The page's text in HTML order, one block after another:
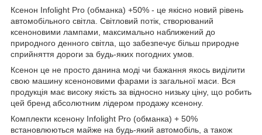
Ксенон Infolight Pro (обманка) +50% - це якісно новий рівень
автомобільного світла. Світловий потік, створюваний
ксеноновими лампами, максимально наближений до
природного денного світла, що забезпечує більш природне
сприйняття дороги за будь-яких погодних умов.
Ксенон це не просто данина моді чи бажання якось виділити
свою машину ксеноновими фарами із загальної маси. Вся
продукція має високу якість за відносно низьку ціну, що робить
цей бренд абсолютним лідером продажу ксенону.
Комплекти ксенону Infolight Pro (обманка) + 50%
встановлюються майже на будь-який автомобіль, а також